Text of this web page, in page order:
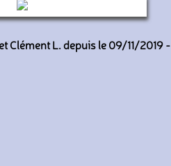
Oise Cabaro)
Clément L. depuis le 09/11/2019 -